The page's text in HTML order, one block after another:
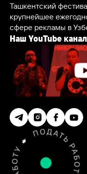
Ташкентский
крупнейшее
сфере рекламы в
Наш YouTube канал